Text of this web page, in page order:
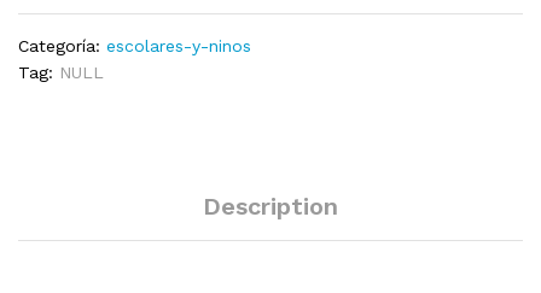
Categoría: escolares-y-ninos
Tag: NULL
Description